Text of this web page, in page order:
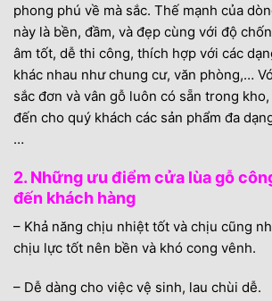
phong phú về mà sắc. Thế mạnh của
này là bền, đầm, và đẹp cùng với độ
âm tốt, dễ thi công, thích hợp với các
khác nhau như chung cư, văn phòng,…
sắc đơn và vân gỗ luôn có sẵn trong
đến cho quý khách các sản phẩm đa
…
2. Những ưu điểm cửa lùa gỗ
đến khách hàng
– Khả năng chịu nhiệt tốt và chịu cũng
chịu lực tốt nên bền và khó cong vênh.
– Dễ dàng cho việc vệ sinh, lau chùi dễ.